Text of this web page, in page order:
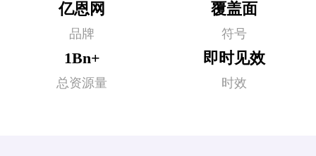
亿恩网
品牌
覆盖面
符号
1Bn+
总资源量
即时见效
时效